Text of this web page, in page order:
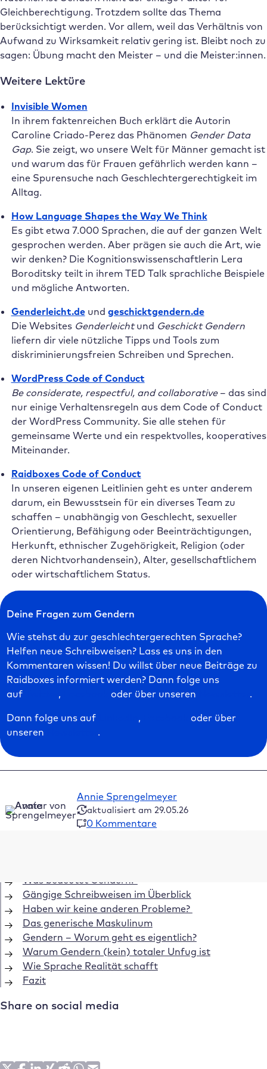
Gleichberechtigung. Trotzdem sollte das Thema
berücksichtigt werden. Vor allem, weil das Verhältnis von
Aufwand zu Wirksamkeit relativ gering ist. Bleibt noch zu
sagen: Übung macht den Meister – und die Meister:innen.
Weitere Lektüre
Invisible Women
In ihrem faktenreichen Buch erklärt die Autorin
Caroline Criado-Perez das Phänomen Gender Data
Gap. Sie zeigt, wo unsere Welt für Männer gemacht ist
und warum das für Frauen gefährlich werden kann –
eine Spurensuche nach Geschlechtergerechtigkeit im
Alltag.
How Language Shapes the Way We Think
Es gibt etwa 7.000 Sprachen, die auf der ganzen Welt
gesprochen werden. Aber prägen sie auch die Art, wie
wir denken? Die Kognitionswissenschaftlerin Lera
Boroditsky teilt in ihrem TED Talk sprachliche Beispiele
und mögliche Antworten.
Genderleicht.deund geschicktgendern.de
Die Websites Genderleichtund Geschickt Gendern
liefern dir viele nützliche Tipps und Tools zum
diskriminierungsfreien Schreiben und Sprechen.
WordPress Code of Conduct
Be considerate, respectful, and collaborative– das sind
nur einige Verhaltensregeln aus dem Code of Conduct
der WordPress Community. Sie alle stehen für
gemeinsame Werte und ein respektvolles, kooperatives
Miteinander.
Raidboxes Code of Conduct
In unseren eigenen Leitlinien geht es unter anderem
darum, ein Bewusstsein für ein diverses Team zu
schaffen – unabhängig von Geschlecht, sexueller
Orientierung, Befähigung oder Beeinträchtigungen,
Herkunft, ethnischer Zugehörigkeit, Religion (oder
deren Nichtvorhandensein), Alter, gesellschaftlichem
oder wirtschaftlichem Status.
Deine Fragen zum Gendern
Wie stehst du zur geschlechtergerechten Sprache?
Helfen neue Schreibweisen? Lass es uns in den
Kommentaren wissen! Du willst über neue Beiträge zu
Raidboxes informiert werden? Dann folge uns
auf
, oder über unseren .
Dann folge uns auf ,
oder über
unseren
.
Annie Sprengelmeyer
aktualisiert am 29.05.26
0 Kommentare
Was bedeutet Gendern?
Gängige Schreibweisen im Überblick
Haben wir keine anderen Probleme?
Das generische Maskulinum
Gendern – Worum geht es eigentlich?
Warum Gendern (kein) totaler Unfug ist
Wie Sprache Realität schafft
Fazit
Share on social media